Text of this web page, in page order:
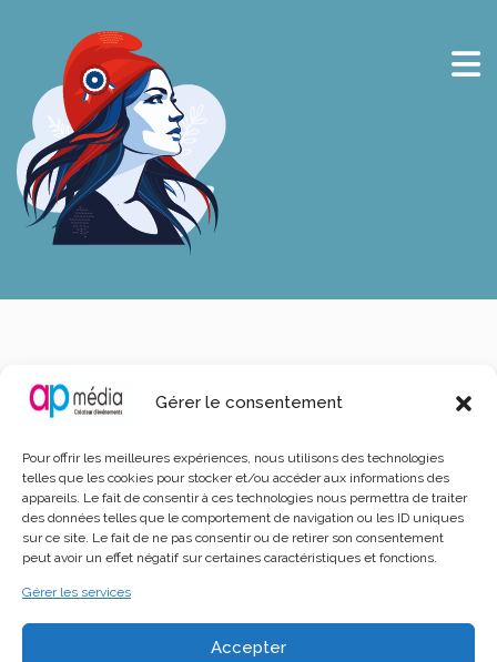
Gérer le consentement
Pour offrir les meilleures expériences, nous utilisons des technologies
telles que les cookies pour stocker et/ou accéder aux informations des
appareils. Le fait de consentir à ces technologies nous permettra de traiter
des données telles que le comportement de navigation ou les ID uniques
sur ce site. Le fait de ne pas consentir ou de retirer son consentement
peut avoir un effet négatif sur certaines caractéristiques et fonctions.
Gérer les services
Accepter
Cancel
You cancel order successful
Rechercher
Rechercher